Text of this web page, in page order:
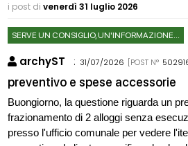
i post divenerdì 31 luglio 2026
SERVE UN CONSIGLIO, UN'INFORMAZIONE...
archyST : 31/07/2026 [POST N°
preventivo e spese accessorie
Buongiorno, la questione riguarda un
frazionamento di 2 alloggi senza
presso l'ufficio comunale per vedere